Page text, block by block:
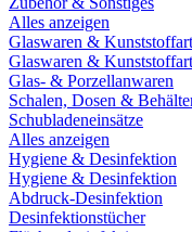
Alles anzeigen
Glaswaren &
Glaswaren &
Glas- & Porzellanwaren
Schalen, Dosen &
Schubladeneinsätze
Alles anzeigen
Hygiene & Desinfektion
Hygiene & Desinfektion
Abdruck-Desinfektion
Desinfektionstücher